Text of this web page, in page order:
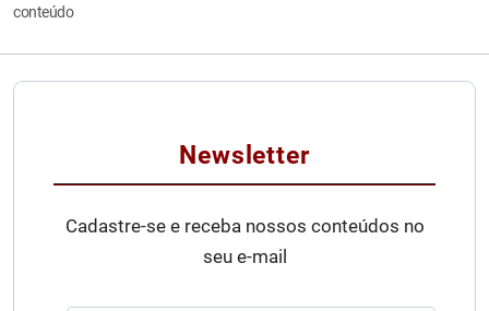
conteúdo
Newsletter
Cadastre-se e receba nossos conteúdos no
seu e-mail